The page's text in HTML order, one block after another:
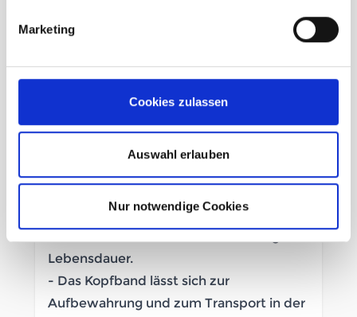
Marketing
Cookies zulassen
Auswahl erlauben
Nur notwendige Cookies
Strapazierfähigkeit.
Luftzirkulation und optimalen Komfort.
- Leichtere Anpassung dank seitlicher
Riemen und vollständig verstellbarem
- Harte stoß- und kratzfeste
Lebensdauer.
- Das Kopfband lässt sich zur
Aufbewahrung und zum Transport in der